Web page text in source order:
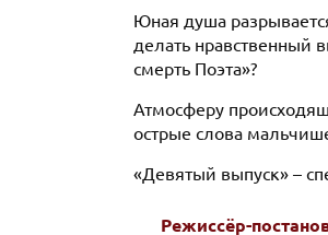
Юная душа
делать нравственный
смерть Поэта»?
Атмосферу
острые слова
«Девятый выпуск» –
Режиссёр-